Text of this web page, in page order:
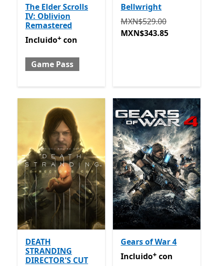
The Elder Scrolls
IV: Oblivion
Remastered
Incluido con Game Pass
Ofrece compras dentro de
Incluido+ con
Game Pass
Bellwright
Originalmente
MXN$529.00
MXN$343.85
DEATH
STRANDING
DIRECTOR'S CUT
Gears of War 4
Incluido con Game Pass
Incluido+ con